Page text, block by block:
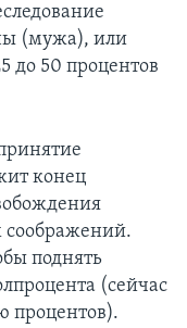
(мужа), или
до 50 процентов
конец
поднять
(сейчас
процентов).